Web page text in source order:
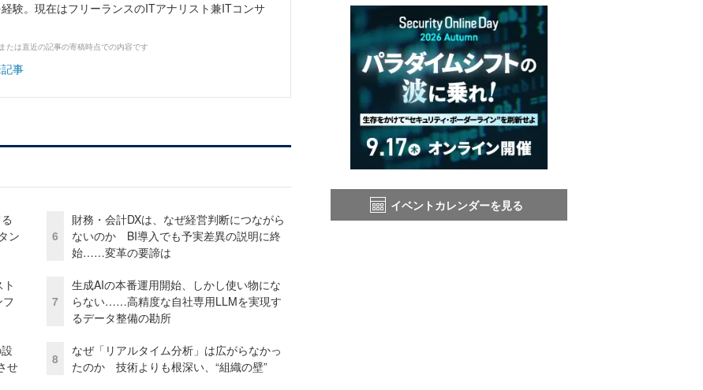
験。現在はフリーランスのITアナリスト兼ITコンサ
たは直近の記事の寄稿時点での内容です
事
ン
せ
6
財務・会計DXは、なぜ経営判断につながら
ないのか BI導入でも予実差異の説明に終
始……変革の要諦は
7
生成AIの本番運用開始、しかし使い物にな
らない……高精度な自社専用LLMを実現す
るデータ整備の勘所
8
なぜ「リアルタイム分析」は広がらなかっ
たのか 技術よりも根深い、“組織の壁”
イベントカレンダーを見る